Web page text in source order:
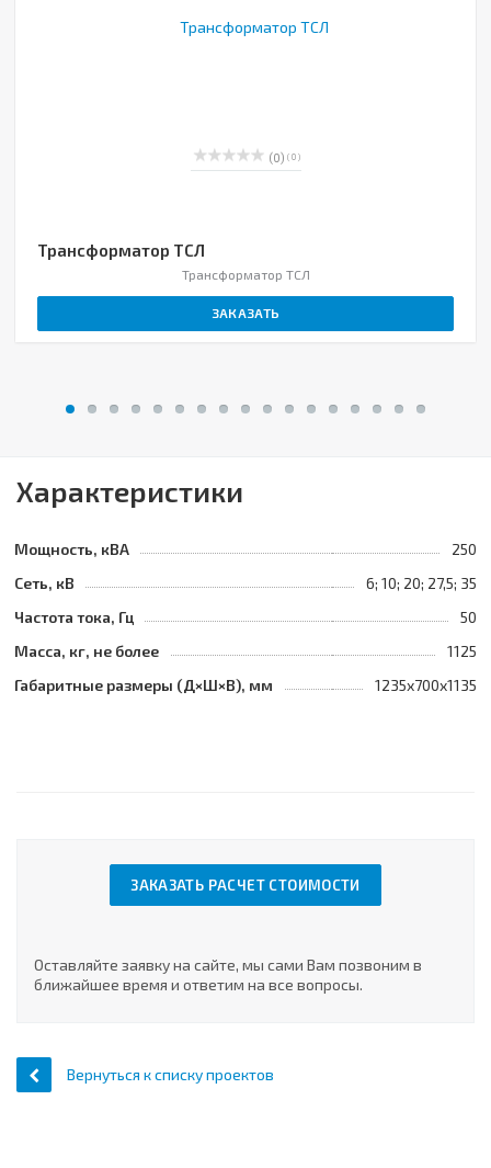
(0) ( 0 )
Трансформатор ТСЛ
Трансформатор ТСЛ
ЗАКАЗАТЬ
Характеристики
Мощность, кВА
250
Сеть, кВ
6; 10; 20; 27,5; 35
Частота тока, Гц
50
Масса, кг, не более
1125
Габаритные размеры (Д×Ш×В), мм
1235х700х1135
ЗАКАЗАТЬ РАСЧЕТ СТОИМОСТИ
Оставляйте заявку на сайте, мы сами Вам позвоним в
ближайшее время и ответим на все вопросы.
Вернуться к списку проектов